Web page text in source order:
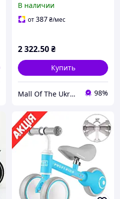
1,
В наличии
от387₴/мес
2 322.50₴
Купить
Mall Of The Ukraine 98%